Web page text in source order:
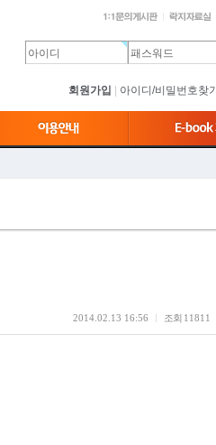
회원가입 아이디/비밀번호찾기
2014.02.13 16:56 조회 11811